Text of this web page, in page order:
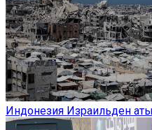
Индонезия Израильден